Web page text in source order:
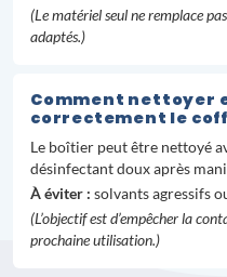
(Le matériel seul ne remplace
adaptés.)
Comment nettoyer
correctement le
Le boîtier peut être nettoyé
désinfectant doux après
À éviter : solvants agressifs
(L’objectif est d’empêcher la
prochaine utilisation.)